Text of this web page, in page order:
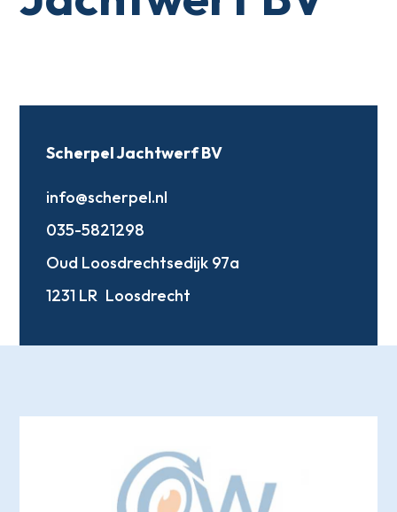
Scherpel Jachtwerf BV
info@scherpel.nl
035-5821298
Oud Loosdrechtsedijk 97a
1231 LR Loosdrecht